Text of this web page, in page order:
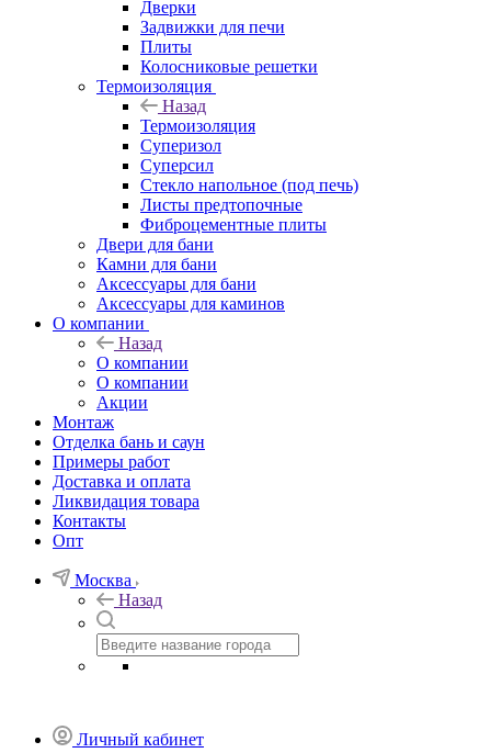
Дверки
Задвижки для печи
Плиты
Колосниковые решетки
Термоизоляция
Назад
Термоизоляция
Суперизол
Суперсил
Стекло напольное (под печь)
Листы предтопочные
Фиброцементные плиты
Двери для бани
Камни для бани
Аксессуары для бани
Аксессуары для каминов
О компании
Назад
О компании
О компании
Акции
Монтаж
Отделка бань и саун
Примеры работ
Доставка и оплата
Ликвидация товара
Контакты
Опт
Москва
Назад
Личный кабинет